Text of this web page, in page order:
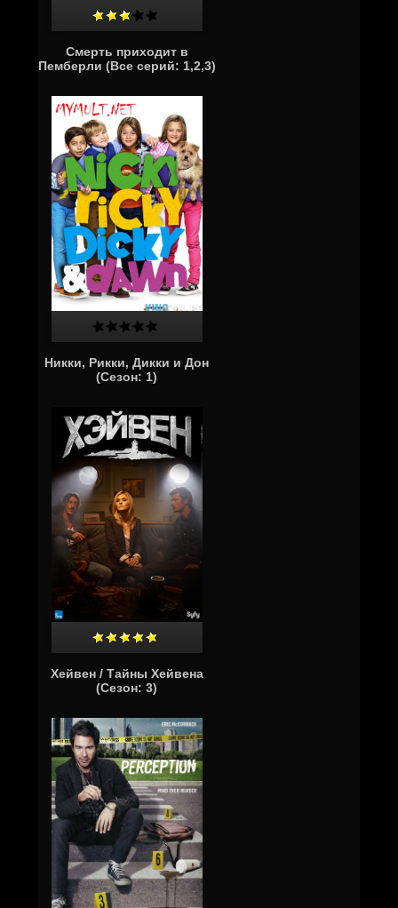
Смерть приходит в
Пемберли (Все серий: 1,2,3)
Никки, Рикки, Дикки и Дон
(Сезон: 1)
Хейвен / Тайны Хейвена
(Сезон: 3)